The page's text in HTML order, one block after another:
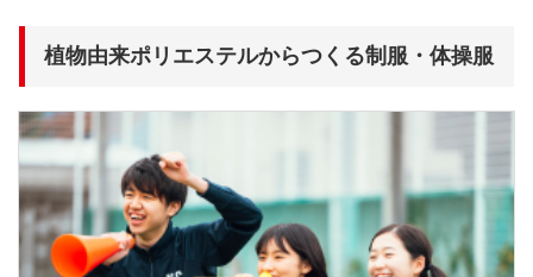
植物由来ポリエステルからつくる制服・体操服